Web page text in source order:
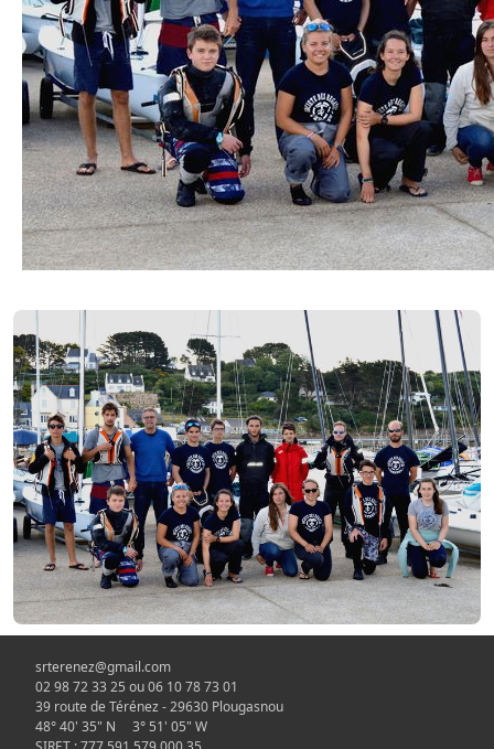
srterenez@gmail.com
02 98 72 33 25 ou 06 10 78 73 01
39 route de Térénez - 29630 Plougasnou
48° 40' 35" N 3° 51' 05" W